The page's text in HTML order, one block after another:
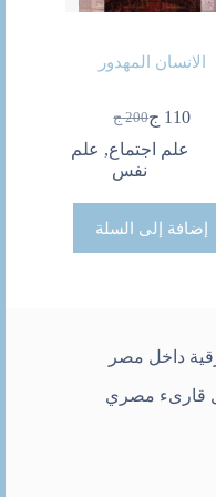
الانسان المهدور
200 ج
السعر
الأصلي
هو:
110 جالسعر
الحالي
هو:
علم اجتماع, علم
نفس
إضافة إلى السلة
داخل مصر
قارىء مصري